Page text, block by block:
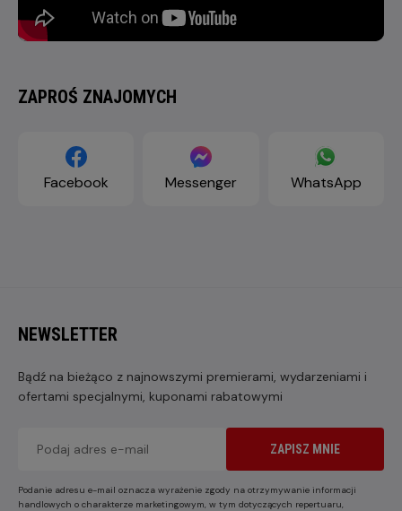
ZAPROŚ ZNAJOMYCH
Facebook Messenger WhatsApp
NEWSLETTER
Bądź na bieżąco z najnowszymi premierami, wydarzeniami i
ofertami specjalnymi, kuponami rabatowymi
ZAPISZ MNIE
Podanie adresu e-mail oznacza wyrażenie zgody na otrzymywanie informacji
handlowych o charakterze marketingowym, w tym dotyczących repertuaru,